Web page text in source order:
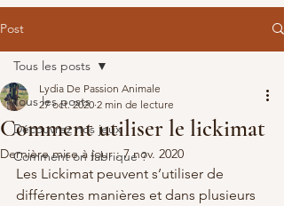
Post
Tous les posts
Découvrez nos jeux
Comment on fabrique ?
Tous les posts
Comment utiliser le lickimat
Lydia De Passion Animale
27 oct. 2020 2 min de lecture
Dernière mise à jour :7 nov. 2020
Les Lickimat peuvent s’utiliser de
différentes manières et dans plusieurs